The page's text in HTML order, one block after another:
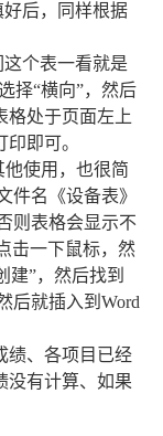
后，同样根据
个表一看就是
择“横向”，然后
格处于页面左上
即可。
使用，也很简
件名《设备表》
则表格会显示不
击一下鼠标，然
”，然后找到
后就插入到Word
绩、各项目已经
没有计算、如果